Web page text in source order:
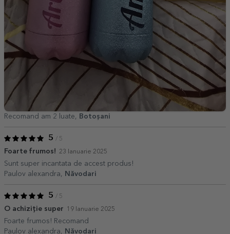
Recomand am 2 luate, Botoșani
5 / 5
Foarte frumos! 23 Ianuarie 2025
Sunt super incantata de accest produs!
Paulov alexandra,
Năvodari
5 / 5
O achiziție super 19 Ianuarie 2025
Foarte frumos! Recomand
Paulov alexandra,
Năvodari